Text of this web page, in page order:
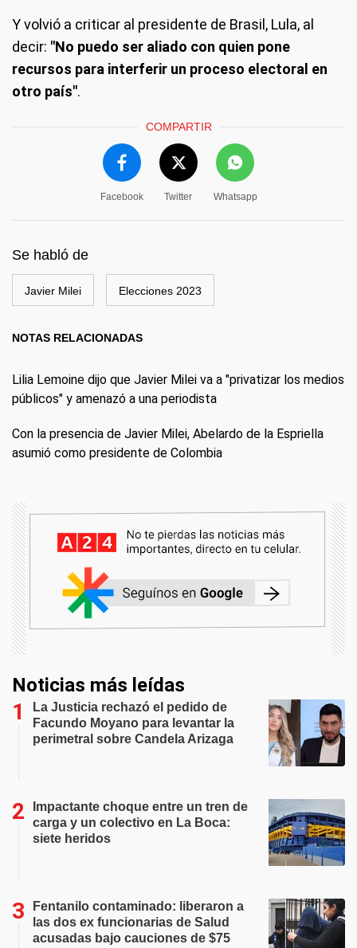
Y volvió a criticar al presidente de Brasil, Lula, al
decir: "No puedo ser aliado con quien pone
recursos para interferir un proceso electoral en
otro país".
COMPARTIR
Facebook Twitter Whatsapp
Se habló de
Javier Milei Elecciones 2023
NOTAS RELACIONADAS
Lilia Lemoine dijo que Javier Milei va a "privatizar los medios
públicos" y amenazó a una periodista
Con la presencia de Javier Milei, Abelardo de la Espriella
asumió como presidente de Colombia
Noticias más leídas
La Justicia rechazó el pedido de
Facundo Moyano para levantar la
perimetral sobre Candela Arizaga
Impactante choque entre un tren de
carga y un colectivo en La Boca:
siete heridos
Fentanilo contaminado: liberaron a
las dos ex funcionarias de Salud
acusadas bajo cauciones de $75